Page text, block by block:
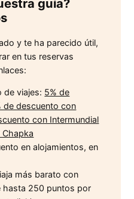
guía?
y te ha parecido útil,
en tus reservas
de viajes: 5% de
de descuento con
con Intermundial
en alojamientos, en
más barato con
hasta 250 puntos por